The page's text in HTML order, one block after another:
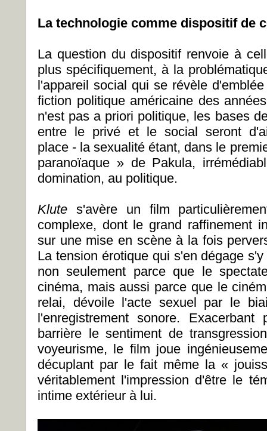
La technologie comme dispositif de
La question du dispositif renvoie à
plus spécifiquement, à la
l'appareil social qui se révèle
fiction politique américaine des
n'est pas a priori politique, les bases
entre le privé et le social seront
place - la sexualité étant, dans le
paranoïaque » de Pakula,
domination, au politique.
Klute s'avère un film
complexe, dont le grand raffinement
sur une mise en scène à la fois
La tension érotique qui s'en dégage
non seulement parce que le
cinéma, mais aussi parce que le
relai, dévoile l'acte sexuel par le
l'enregistrement sonore.
barrière le sentiment de
voyeurisme, le film joue
décuplant par le fait même la «
véritablement l'impression d'être le
intime extérieur à lui.